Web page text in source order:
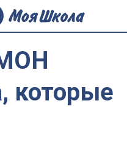
которые